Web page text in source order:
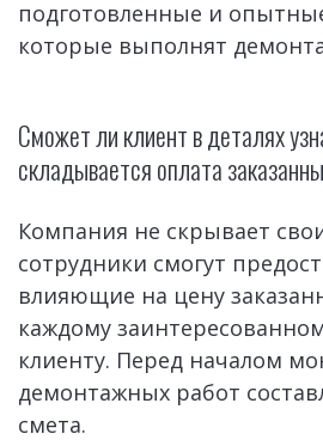
подготовленные и
которые выполнят
Сможет ли клиент в деталях
складывается оплата
Компания не скрывает
сотрудники смогут
влияющие на цену
каждому
клиенту. Перед началом
демонтажных работ
смета.